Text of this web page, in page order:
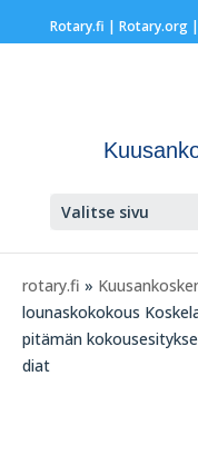
Rotary.fi | Rotary.org|
Valitse sivu
rotary.fi »
lounaskokokous
pitämän
diat